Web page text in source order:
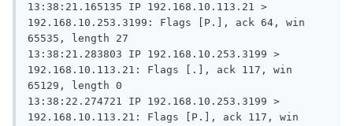
13:38:21.165135 IP 192.168.10.113.21 >
192.168.10.253.3199: Flags [P.], ack 64, win
65535, length 27
13:38:21.283803 IP 192.168.10.253.3199 >
192.168.10.113.21: Flags [.], ack 117, win
65129, length 0
13:38:22.274721 IP 192.168.10.253.3199 >
192.168.10.113.21: Flags [P.], ack 117, win